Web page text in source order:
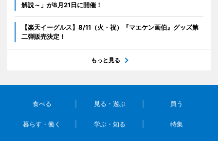
解説～」が8月21日に開催！
【楽天イーグルス】8/11（火・祝）『マエケン画伯』グッズ第
二弾販売決定！
もっと見る
食べる 見る・遊ぶ 買う
暮らす・働く 学ぶ・知る 特集